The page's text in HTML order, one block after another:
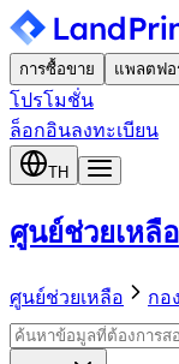
การซื้อขาย แพลตฟอ
โปรโมชั่น
ล็อกอินลงทะเบียน
TH
ศูนย์ช่วยเหลือ
ศูนย์ช่วยเหลือ กอ